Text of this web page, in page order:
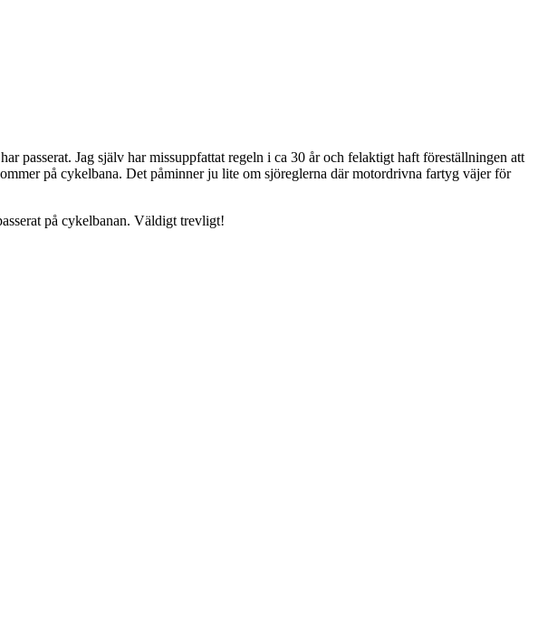
passerat. Jag själv har missuppfattat regeln i ca 30 år och felaktigt haft föreställningen att
på cykelbana. Det påminner ju lite om sjöreglerna där motordrivna fartyg väjer för
på cykelbanan. Väldigt trevligt!